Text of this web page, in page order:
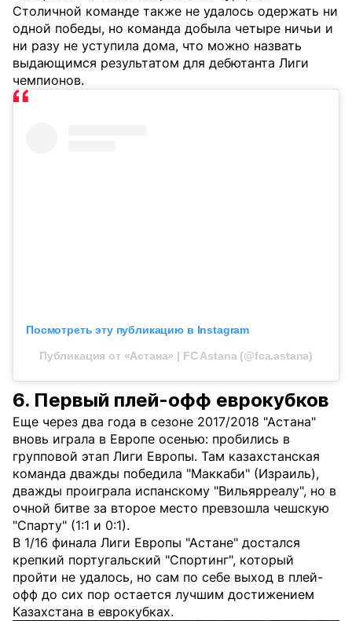
Столичной команде также не удалось одержать ни
одной победы, но команда добыла четыре ничьи и
ни разу не уступила дома, что можно назвать
выдающимся результатом для дебютанта Лиги
чемпионов.
Посмотреть эту публикацию в Instagram
Публикация от «Астана» | FC Astana (@fca.astana)
6. Первый плей-офф еврокубков
Еще через два года в сезоне 2017/2018 "Астана"
вновь играла в Европе осенью: пробились в
групповой этап Лиги Европы. Там казахстанская
команда дважды победила "Маккаби" (Израиль),
дважды проиграла испанскому "Вильярреалу", но в
очной битве за второе место превзошла чешскую
"Спарту" (1:1 и 0:1).
В 1/16 финала Лиги Европы "Астане" достался
крепкий португальский "Спортинг", который
пройти не удалось, но сам по себе выход в плей-
офф до сих пор остается лучшим достижением
Казахстана в еврокубках.